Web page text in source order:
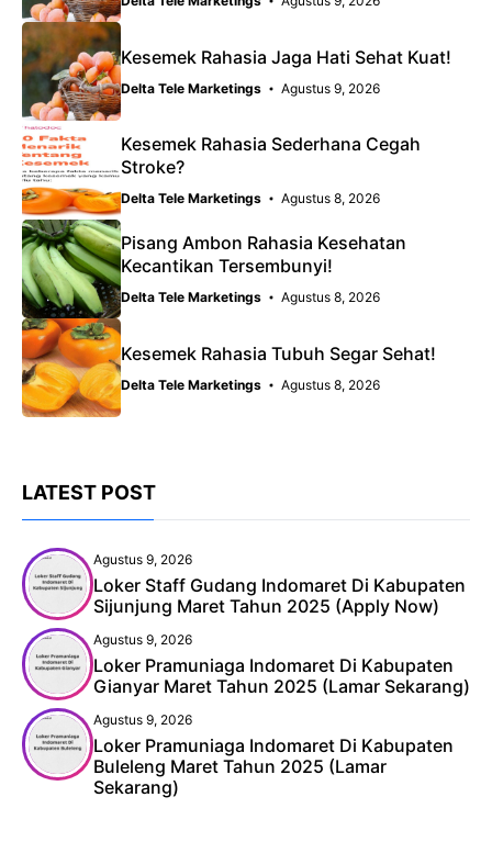
Kesemek Rahasia Jaga Hati Sehat Kuat!
Delta Tele Marketings Agustus 9, 2026
Kesemek Rahasia Sederhana Cegah
Stroke?
Delta Tele Marketings Agustus 8, 2026
Pisang Ambon Rahasia Kesehatan
Kecantikan Tersembunyi!
Delta Tele Marketings Agustus 8, 2026
Kesemek Rahasia Tubuh Segar Sehat!
Delta Tele Marketings Agustus 8, 2026
LATEST POST
Agustus 9, 2026
Loker Staff Gudang Indomaret Di Kabupaten
Sijunjung Maret Tahun 2025 (Apply Now)
Agustus 9, 2026
Loker Pramuniaga Indomaret Di Kabupaten
Gianyar Maret Tahun 2025 (Lamar Sekarang)
Agustus 9, 2026
Loker Pramuniaga Indomaret Di Kabupaten
Buleleng Maret Tahun 2025 (Lamar
Sekarang)